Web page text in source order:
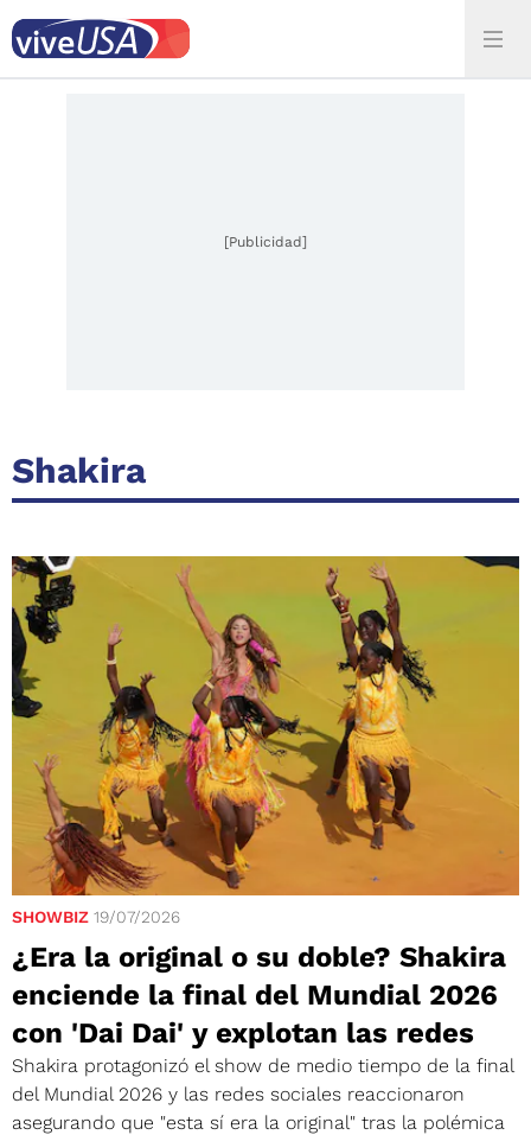
[Publicidad]
Shakira
SHOWBIZ 19/07/2026
¿Era la original o su doble? Shakira
enciende la final del Mundial 2026
con 'Dai Dai' y explotan las redes
Shakira protagonizó el show de medio tiempo de la final
del Mundial 2026 y las redes sociales reaccionaron
asegurando que "esta sí era la original" tras la polémica